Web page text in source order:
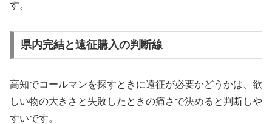
す。
県内完結と遠征購入の判断線
高知でコールマンを探すときに遠征が必要かどうかは、欲
しい物の大きさと失敗したときの痛さで決めると判断しや
すいです。